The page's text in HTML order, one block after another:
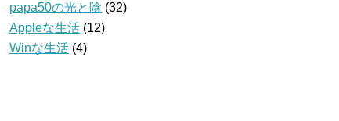
papa50の光と陰 (32)
Appleな生活 (12)
Winな生活 (4)